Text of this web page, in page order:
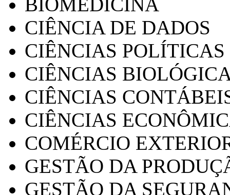
CIÊNCIA DE DADOS
CIÊNCIAS POLÍTICAS
CIÊNCIAS
CIÊNCIAS
CIÊNCIAS
COMÉRCIO
GESTÃO DA
GESTÃO DA